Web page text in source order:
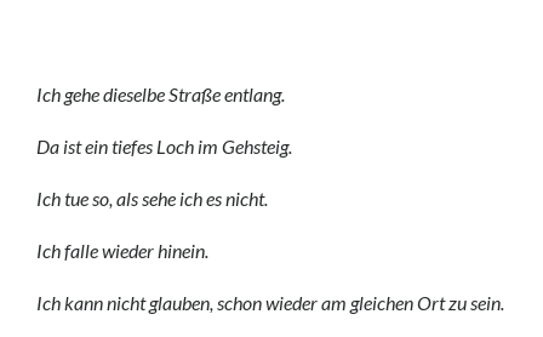
Ich gehe dieselbe Straße entlang.
Da ist ein tiefes Loch im Gehsteig.
Ich tue so, als sehe ich es nicht.
Ich falle wieder hinein.
Ich kann nicht glauben, schon wieder am gleichen Ort zu sein.